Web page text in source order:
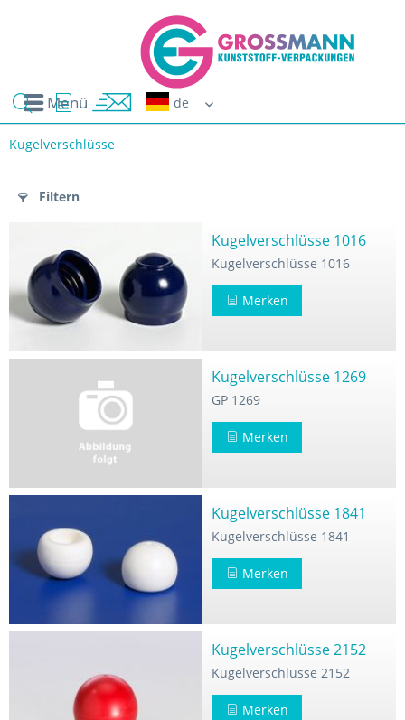
Menü
Kugelverschlüsse
Filtern
Kugelverschlüsse 1016
Kugelverschlüsse 1016
Merken
Kugelverschlüsse 1269
GP 1269
Merken
Kugelverschlüsse 1841
Kugelverschlüsse 1841
Merken
Kugelverschlüsse 2152
Kugelverschlüsse 2152
Merken